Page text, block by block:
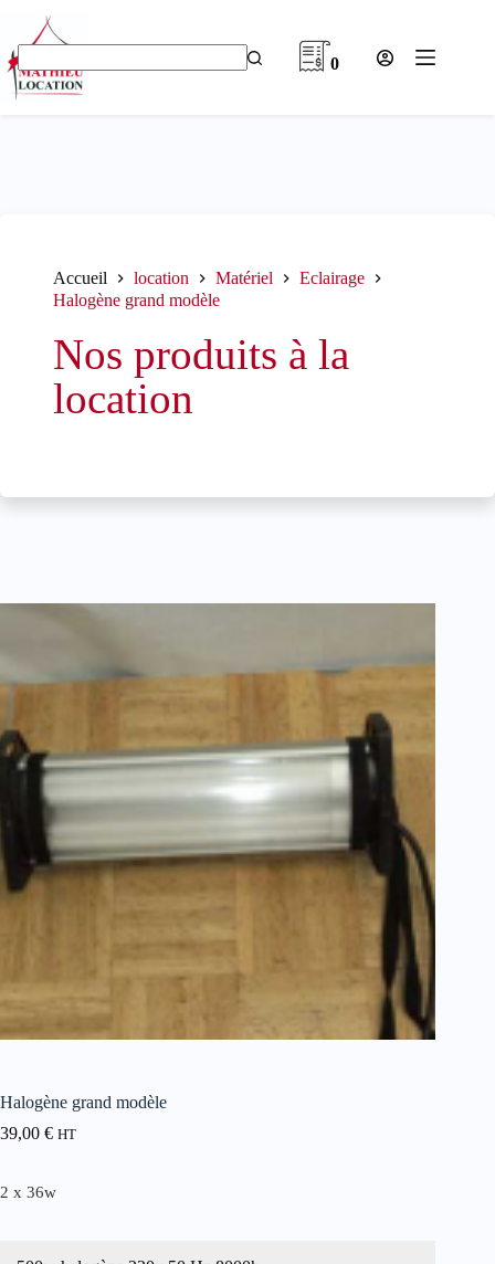
contenu
Aucun
résultat
0
Accueil location Matériel
Eclairage
Halogène grand modèle
Nos produits à la
location
Halogène grand modèle
39,00 € HT
2 x 36w